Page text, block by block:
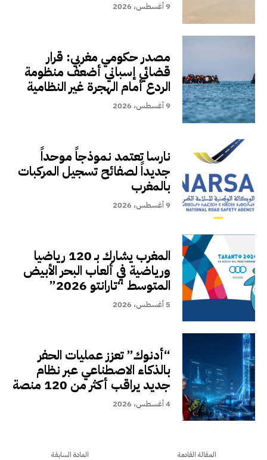
9 أغسطس، 2026
مصدر حكومي مغربي: قرار
قضائي إسباني أضعف منظومة
الردع أمام الهجرة غير النظامية
9 أغسطس، 2026
نارسا تعتمد نموذجاً موحداً
جديداً لصفائح تسجيل المركبات
بالمغرب
9 أغسطس، 2026
المغرب يشارك بـ 120 رياضيا
ورياضية في ألعاب البحر الأبيض
المتوسط “تارانتو 2026”
5 أغسطس، 2026
“أدنوك” تعزز عمليات الحفر
بالذكاء الاصطناعي عبر نظام
جديد يراقب أكثر من 120 منصة
4 أغسطس، 2026
المادة السابقة المقالة القادمة